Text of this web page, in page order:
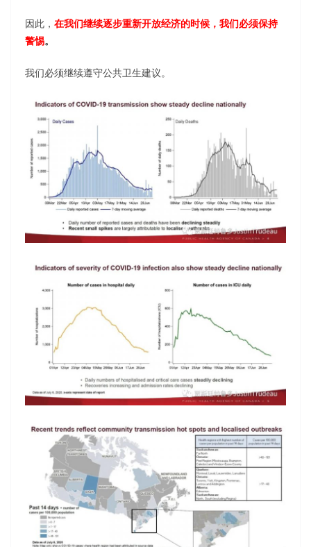
因此， 在我们继续逐步重新开放经济的时候，我们必须保持
警惕。
我们必须继续遵守公共卫生建议。